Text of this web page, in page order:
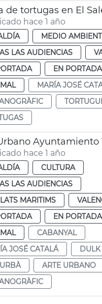
de tortugas en El
hace 1 año
MEDIO
LAS AUDIENCIAS
EN
MARÍA JOSÉ
hace 1 año
CULTURA
LAS AUDIENCIAS
MARITIMS
EN
CABANYAL
JOSÉ CATALÁ
DULK
ARTE URBANO